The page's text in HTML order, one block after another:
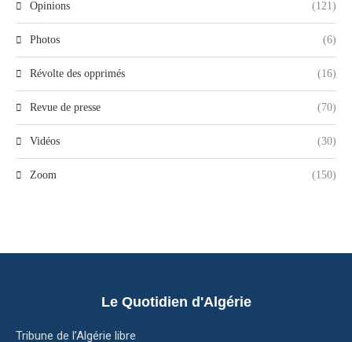
Opinions (121)
Photos (6)
Révolte des opprimés (16)
Revue de presse (70)
Vidéos (30)
Zoom (150)
Le Quotidien d'Algérie
Tribune de l’Algérie libre